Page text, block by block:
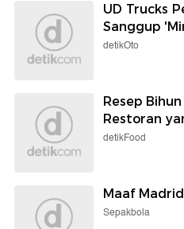
UD Trucks
Sanggup
detikOto
Resep
Restoran
detikFood
Maaf
Sepakbola